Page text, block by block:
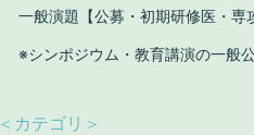
一般演題【公募・初期研修医・専
※シンポジウム・教育講演の一般
＜カテゴリ＞